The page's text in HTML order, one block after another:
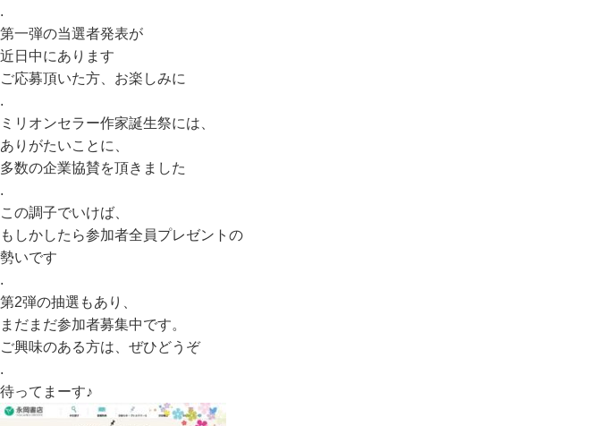
.
第一弾の当選者発表が
近日中にあります
ご応募頂いた方、お楽しみに
.
ミリオンセラー作家誕生祭には、
ありがたいことに、
多数の企業協賛を頂きました
.
この調子でいけば、
もしかしたら参加者全員プレゼントの
勢いです
.
第2弾の抽選もあり、
まだまだ参加者募集中です。
ご興味のある方は、ぜひどうぞ
.
待ってまーす♪